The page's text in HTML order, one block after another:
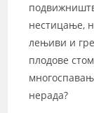
нестицање,
лењиви и
плодове
нерада?